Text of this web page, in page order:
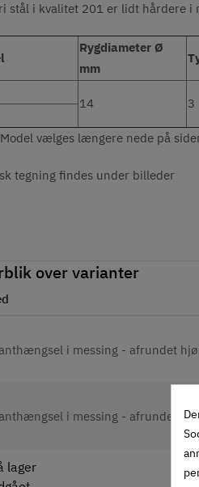
stål i kvalitet 201 er lidt hårdere i
Rygdiameter Ø
mm
14 3
Model vælges længere nede på
tegning findes under billeder
over varianter
lager